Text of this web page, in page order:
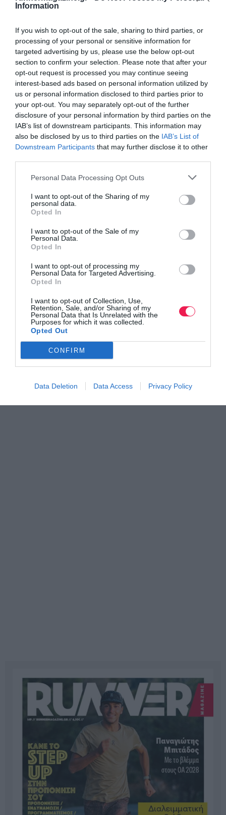
Information
If you wish to opt-out of the sale, sharing to third parties, or
processing of your personal or sensitive information for
targeted advertising by us, please use the below opt-out
section to confirm your selection. Please note that after your
opt-out request is processed you may continue seeing
interest-based ads based on personal information utilized by
us or personal information disclosed to third parties prior to
your opt-out. You may separately opt-out of the further
disclosure of your personal information by third parties on the
IAB’s list of downstream participants. This information may
also be disclosed by us to third parties on the IAB’s List of
Downstream Participants that may further disclose it to other
Personal Data Processing Opt Outs
I want to opt-out of the Sharing of my
personal data.
Opted In
I want to opt-out of the Sale of my
Personal Data.
Opted In
I want to opt-out of processing my
Personal Data for Targeted Advertising.
Opted In
I want to opt-out of Collection, Use,
Retention, Sale, and/or Sharing of my
Personal Data that Is Unrelated with the
Purposes for which it was collected.
Opted Out
CONFIRM
Data Deletion Data Access Privacy Policy
Αγώνας Δρόμου 5000μ ΣΕΒΑΣ Θεσσαλονίκης
Την Κυριακή 6 Φεβρουαρίου 2011 και ώρα 10:00 π.μ
διεξάγεται ο ετήσιος ανώμαλος δρόμος 5.000 μέτρων
γύρω από το Εθνικό Καυτανζόγλειο Στάδιο, για
βετεράνους αθλητές και αθλήτριες όλων των
κατηγοριών.